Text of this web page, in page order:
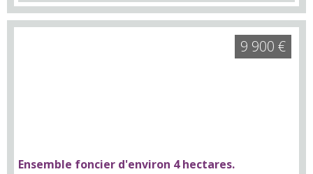
Ensemble foncier d'environ 4 hectares.
9 900 €